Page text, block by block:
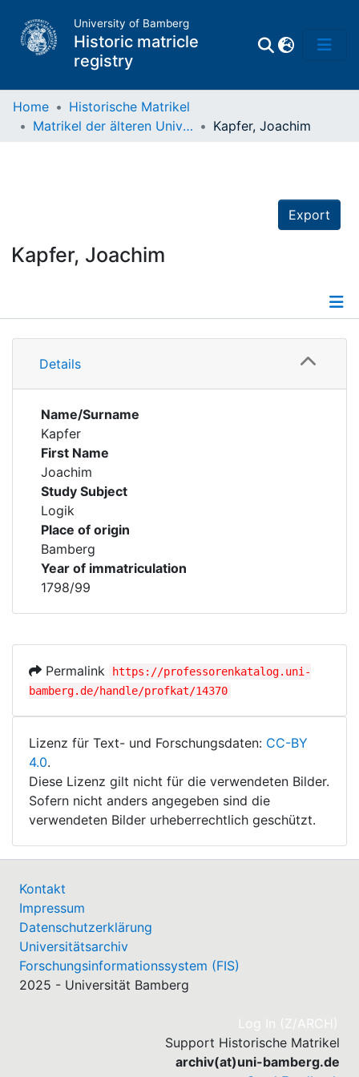
University of Bamberg
Historic matricle
registry
Home
Historische Matrikel
Matrikel der älteren Universität
Kapfer, Joachim
Export
Kapfer, Joachim
Details
Details
Name/Surname
Kapfer
First Name
Joachim
Study Subject
Logik
Place of origin
Bamberg
Year of immatriculation
1798/99
Permalink
https://professorenkatalog.uni-
bamberg.de/handle/profkat/14370
Lizenz für Text- und Forschungsdaten: CC-BY
4.0.
Diese Lizenz gilt nicht für die verwendeten Bilder.
Sofern nicht anders angegeben sind die
verwendeten Bilder urheberrechtlich geschützt.
Kontakt
Impressum
Datenschutzerklärung
Universitätsarchiv
Forschungsinformationssystem (FIS)
2025 - Universität Bamberg
Log In (Z/ARCH)
Support Historische Matrikel
archiv(at)uni-bamberg.de